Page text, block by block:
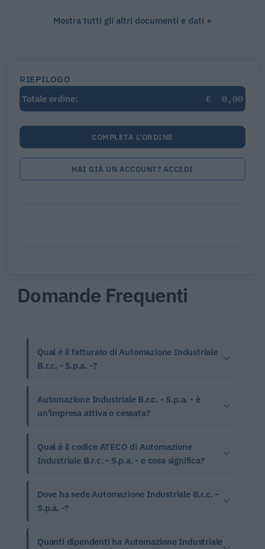
Mostra tutti gli altri documenti e dati
RIEPILOGO
Totale ordine:
€ 0,00
COMPLETA L'ORDINE
HAI GIÀ UN ACCOUNT? ACCEDI
Domande Frequenti
Qual è il fatturato di Automazione Industriale
B.r.c. - S.p.a. -?
Automazione Industriale B.r.c. - S.p.a. - è
un'impresa attiva o cessata?
Qual è il codice ATECO di Automazione
Industriale B.r.c. - S.p.a. - e cosa significa?
Dove ha sede Automazione Industriale B.r.c. -
S.p.a. -?
Quanti dipendenti ha Automazione Industriale